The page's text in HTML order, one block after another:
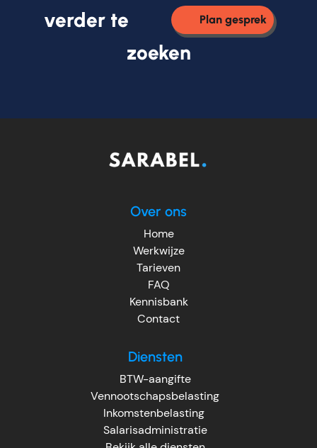
verder te
Plan gesprek
zoeken
Over ons
Home
Werkwijze
Tarieven
FAQ
Kennisbank
Contact
Diensten
BTW-aangifte
Vennootschapsbelasting
Inkomstenbelasting
Salarisadministratie